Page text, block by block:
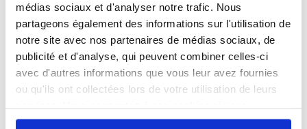
médias sociaux et d'analyser notre trafic. Nous
partageons également des informations sur l'utilisation de
notre site avec nos partenaires de médias sociaux, de
publicité et d'analyse, qui peuvent combiner celles-ci
avec d'autres informations que vous leur avez fournies
ou qu'ils ont collectées lors de votre utilisation de leurs
continuez à utiliser notre site Web.
Expérience :
Processus
de